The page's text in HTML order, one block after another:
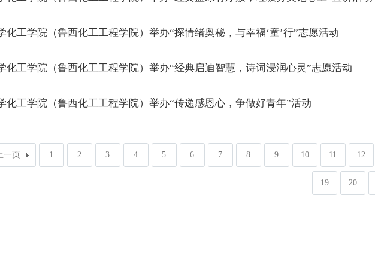
化工学院（鲁西化工工程学院）举办“探情绪奥秘，与幸福‘童’行”志愿活动
化工学院（鲁西化工工程学院）举办“经典启迪智慧，诗词浸润心灵”志愿活动
化工学院（鲁西化工工程学院）举办“传递感恩心，争做好青年”活动
一页 1 2 3 4 5 6 7 8 9 10 11 12
19 20